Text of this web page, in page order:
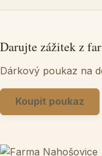
Darujte zážitek z
Dárkový poukaz na
Koupit poukaz